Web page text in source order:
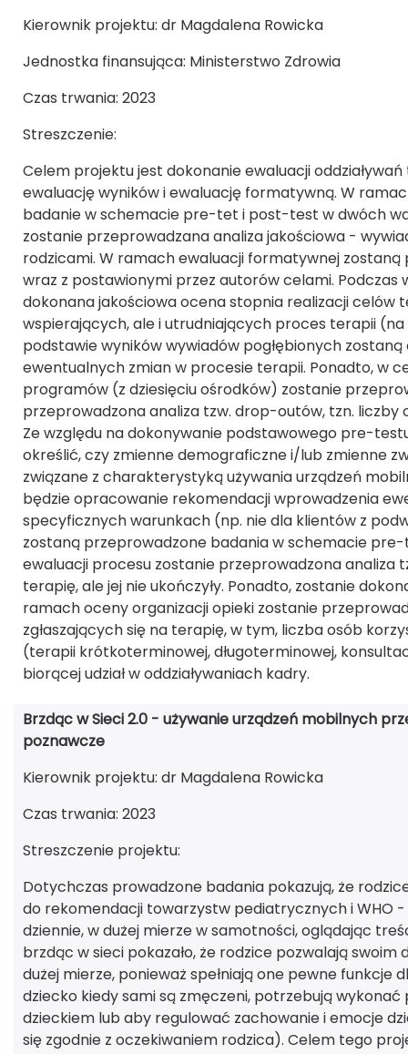
Kierownik projektu: dr Magdalena Rowicka
Jednostka finansująca: Ministerstwo Zdrowia
Czas trwania: 2023
Streszczenie:
Celem projektu jest dokonanie ewaluacji
ewaluację wyników i ewaluację formatywną. W
badanie w schemacie pre-tet i post-test w dwóch
zostanie przeprowadzana analiza jakościowa -
rodzicami. W ramach ewaluacji formatywnej
wraz z postawionymi przez autorów celami.
dokonana jakościowa ocena stopnia realizacji
wspierających, ale i utrudniających proces terapii
podstawie wyników wywiadów pogłębionych
ewentualnych zmian w procesie terapii. Ponadto, w
programów (z dziesięciu ośrodków) zostanie
przeprowadzona analiza tzw. drop-outów, tzn. liczby
Ze względu na dokonywanie podstawowego pre-
określić, czy zmienne demograficzne i/lub zmienne
związane z charakterystyką używania urządzeń
będzie opracowanie rekomendacji wprowadzenia
specyficznych warunkach (np. nie dla klientów z
zostaną przeprowadzone badania w schemacie
ewaluacji procesu zostanie przeprowadzona analiza
terapię, ale jej nie ukończyły. Ponadto, zostanie
ramach oceny organizacji opieki zostanie
zgłaszających się na terapię, w tym, liczba osób
(terapii krótkoterminowej, długoterminowej,
biorącej udział w oddziaływaniach kadry.
Brzdąc w Sieci 2.0 - używanie urządzeń mobilnych
poznawcze
Kierownik projektu: dr Magdalena Rowicka
Czas trwania: 2023
Streszczenie projektu:
Dotychczas prowadzone badania pokazują, że
do rekomendacji towarzystw pediatrycznych i WHO
dziennie, w dużej mierze w samotności, oglądając
brzdąc w sieci pokazało, że rodzice pozwalają
dużej mierze, ponieważ spełniają one pewne
dziecko kiedy sami są zmęczeni, potrzebują
dzieckiem lub aby regulować zachowanie i emocje
się zgodnie z oczekiwaniem rodzica). Celem tego